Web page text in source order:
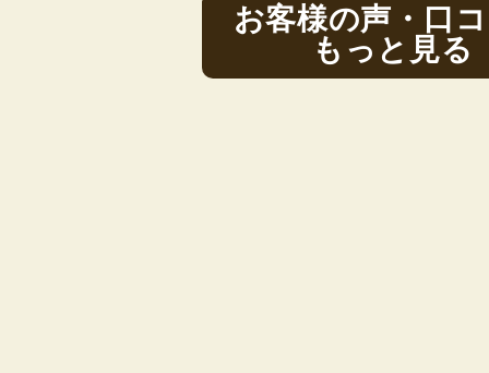
お客様の声・口
もっと見る